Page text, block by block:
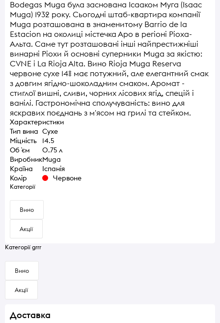
Bodegas Muga була заснована Ісааком Муга (Isaac
Muga) 1932 року. Сьогодні штаб-квартира компанії
Muga розташована в знаменитому Barrio de la
Estacion на околиці містечка Аро в регіоні Ріоха-
Альта. Саме тут розташовані інші найпрестижніші
винарні Ріохи й основні суперники Muga за якістю:
CVNE і La Rioja Alta. Вино Rioja Muga Reserva
червоне сухе 14% має потужний, але елегантний смак
з довгим ягідно-шоколадним смаком. Аромат -
стиглої вишні, сливи, чорних лісових ягід, спецій і
ванілі. Гастрономічна сполучуваність: вино для
яскравих поєднань з м'ясом на грилі та стейком.
Характеристики
Тип вина Сухе
Міцність
14.5
Об `єм
0.75 л
ВиробникMuga
Країна
Іспанія
Колір
Червоне
Категорії
Вино
Акції
Категорії grrr
Вино
Акції
Доставка